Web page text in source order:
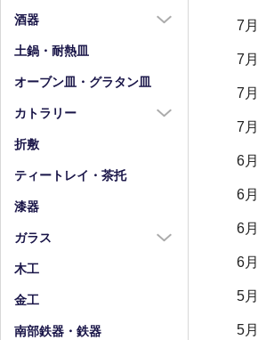
7月
7月
7月
7月
6月
6月
6月
6月
5月
5月
酒器
酒器全商品
徳利
土鍋・耐熱皿
オーブン皿・グラタン皿
カトラリー
カトラリー全商品
箸
箸置
折敷
ティートレイ・茶托
漆器
ガラス
ガラス全商品
グラス
ガラス皿
木工
金工
南部鉄器・鉄器